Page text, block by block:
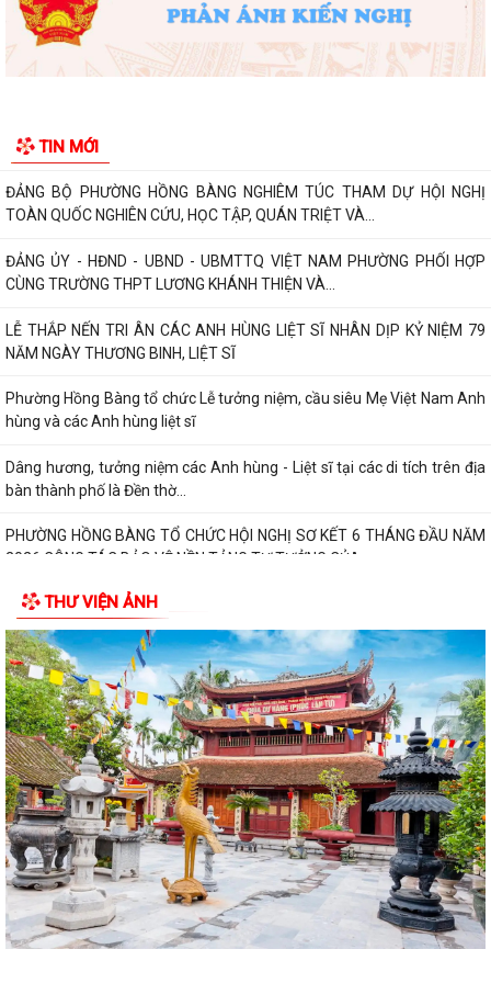
TIN MỚI
ĐẢNG BỘ PHƯỜNG HỒNG BÀNG NGHIÊM TÚC THAM DỰ HỘI NGHỊ
TOÀN QUỐC NGHIÊN CỨU, HỌC TẬP, QUÁN TRIỆT VÀ...
NĂM NGÀY THƯƠNG BINH, LIỆT SĨ
hùng và các Anh hùng liệt sĩ
bàn thành phố là Đền thờ...
2026 CÔNG TÁC BẢO VỆ NỀN TẢNG TƯ TƯỞNG CỦA...
thương binh, thân nhân liệt sỹ CAND
động của bộ máy chính quyền cơ...
TUỔI TRẺ PHƯỜNG HỒNG BÀNG TỔ CHỨC CHƯƠNG TRÌNH NÓI
CHUYỆN TRUYỀN THỐNG NHÂN KỶ NIỆM 79 NĂM NGÀY...
Đồng chí Nguyễn Văn Tuấn, Bí thư Đảng ủy phường Hồng Bàng được
Chủ tịch UBND thành phố tặng Bằng...
Đoàn lãnh đạo Đảng uỷ - HĐND - UBND - UBMTQ Việt Nam phường
Hồng Bàng thăm và tặng quà các gia đình...
PHƯỜNG HỒNG BÀNG PHỐI HỢP VỚI CÁC ĐƠN VỊ, DOANH NGHIỆP VÀ
CÁC NHÀ HẢO TÂM TỔ CHỨC TẶNG QUÀ TRI ÂN...
TUỔI TRẺ PHƯỜNG HỒNG BÀNG THĂM, TẶNG QUÀ CÁC GIA ĐÌNH
CHÍNH SÁCH NHÂN KỶ NIỆM 79 NĂM NGÀY THƯƠNG...
Đoàn lãnh đạo Đảng uỷ - HĐND - UBND - UBMTQ Việt Nam phường
THƯ VIỆN ẢNH